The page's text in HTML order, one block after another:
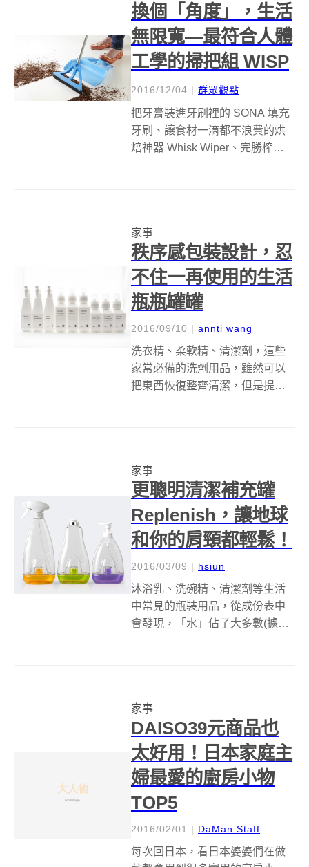
換個「角度」，生活
無限寬—最符合人體
工學的掃把組 WISP
2016/12/04 | 群眾觀點
把牙膏裝進牙刷裡的 SONA 填充
牙刷、讓食材一滴都不浪費的烘
焙神器 Whisk Wiper、完勝榨汁
家事
秩序感包裝設計，忍
不住一再使用的生活
瓶瓶罐罐
2016/09/10 | annti wang
洗衣精、柔軟精、清潔劑，這些
家常必備的洗劑用品，雖然可以
把東西恢復整齊清潔，但是提到
可以滿足他們個人對於美感的需
求與堅持。&nb...
家事
更聰明清潔補充罐
Replenish，讓地球
和你的肩頸都輕鬆！
2016/03/09 | hsiun
沐浴乳、洗碗精、清潔劑等生活
中常見的瓶裝用品，從成份表中
會發現，「水」佔了大多數(據說
後的空瓶鮮少重複使用，使得地
球上被浪...
家事
DAISO39元商品也
太好用！日本家庭主
婦最愛的廚房小物
TOP5
2016/02/01 | DaMan Staff
每次回日本，看日本婆婆們在做